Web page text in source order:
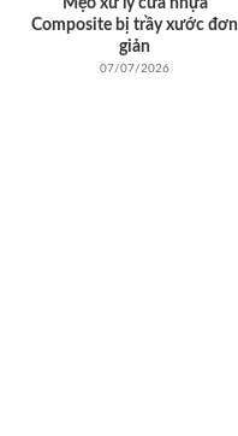
Mẹo xử lý cửa nhựa
Composite bị trầy xước đơn
giản
07/07/2026